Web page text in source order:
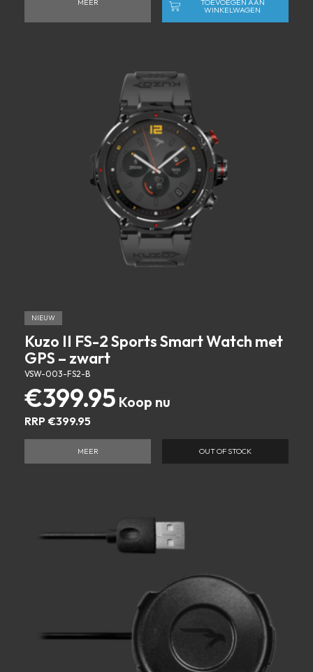
MEER TOEVOEGEN AAN
WINKELWAGEN
NIEUW
Kuzo II FS-2 Sports Smart Watch met
GPS – zwart
VSW-003-FS2-B
€399.95
RRP €399.95
MEER OUT OF STOCK